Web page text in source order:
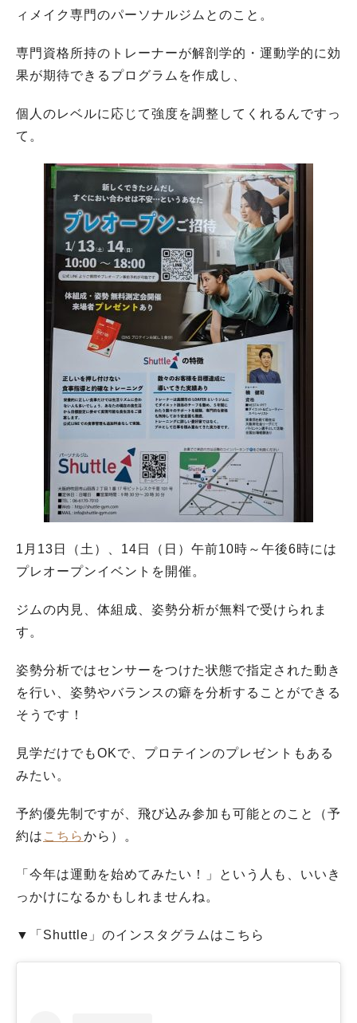
ィメイク専門のパーソナルジムとのこと。
専門資格所持のトレーナーが解剖学的・運動学的に効
果が期待できるプログラムを作成し、
個人のレベルに応じて強度を調整してくれるんですっ
て。
1月13日（土）、14日（日）午前10時～午後6時には
プレオープンイベントを開催。
ジムの内見、体組成、姿勢分析が無料で受けられま
す。
姿勢分析ではセンサーをつけた状態で指定された動き
を行い、姿勢やバランスの癖を分析することができる
そうです！
見学だけでもOKで、プロテインのプレゼントもある
みたい。
予約優先制ですが、飛び込み参加も可能とのこと（予
約は こちらから）。
「今年は運動を始めてみたい！」という人も、いいき
っかけになるかもしれませんね。
▼「Shuttle」のインスタグラムはこちら